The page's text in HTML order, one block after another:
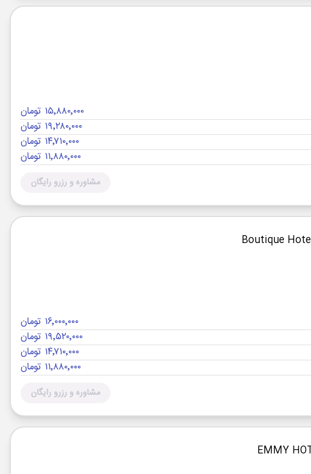
۱۵٬۸۸۰٬۰۰۰ تومان
۱۹٬۲۸۰٬۰۰۰ تومان
۱۴٬۷۱۰٬۰۰۰ تومان
۱۱٬۸۸۰٬۰۰۰ تومان
مشاوره و رزرو رایگان
۱۶٬۰۰۰٬۰۰۰ تومان
۱۹٬۵۲۰٬۰۰۰ تومان
۱۴٬۷۱۰٬۰۰۰ تومان
۱۱٬۸۸۰٬۰۰۰ تومان
مشاوره و رزرو رایگان